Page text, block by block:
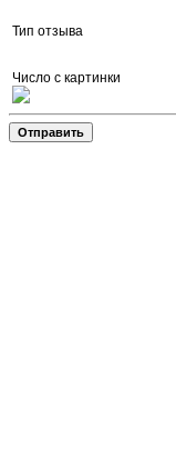
Тип отзыва
Число с картинки